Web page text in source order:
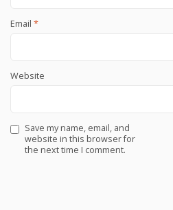
Email *
Website
Save my name, email, and
website in this browser for
the next time I comment.